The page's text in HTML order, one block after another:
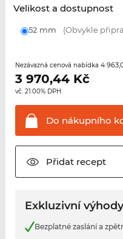
Velikost a dostupnost
52 mm (Obvykle
Nezávazná cenová nabídka 4
3 970,44Kč
vč. 21.00% DPH.
Do nákupního
Přidatrecept
Exkluzivní
Bezplatné zaslání a